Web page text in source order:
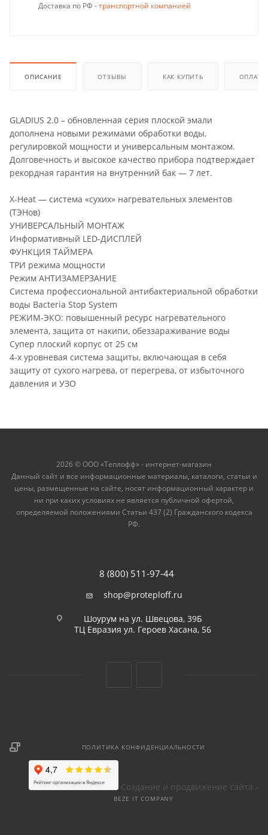
Доставка по РФ -транспортной компанией
ОПИСАНИЕ ОТЗЫВЫ КАК КУПИТЬ ОПЛАТА
GLADIUS 2.0 – обновленная серия плоской эмали
дополнена новыми режимами обработки воды,
регулировкой мощности и универсальным монтажом.
Долговечность и высокое качество прибора подтверждает
рекордная гарантия на внутренний бак — 7 лет.
X-Heat — система «сухих» нагревательных элементов
(ТЭНов)
УНИВЕРСАЛЬНЫЙ МОНТАЖ
Информативный LED-ДИСПЛЕЙ
ФУНКЦИЯ ТАЙМЕРА
ТРИ режима мощности
Режим АНТИЗАМЕРЗАНИЕ
Система профессиональной антибактериальной обработки
воды Bacteria Stop System
РЕЖИМ-ЭКО: повышенный ресурс нагревательного
элемента, защита от накипи, обеззараживание воды
Супер плоский корпус от 25 см
4-х уровневая система защиты, включающая в себя
защиту от сухого нагрева, от перегрева, от избыточного
давления и УЗО
2026 © ООО «Теплофф» - интернет-магазин
Данный сайт и все информационные материалы, каталоги, статьи и
цены, размещенные на сайте, носят информационный характер и
ни при каких условиях не является публичной офертой,
определяемой положениями Статьи 437 (2) Гражданского кодекса
РФ.
8 (800) 511-97-44
shop@proteploff.ru
Шоурум на ул. Швецова, 39Б
ТЦ Евразия ул. Героев Хасана, 56
ПОЛИТИКА КОНФИДЕНЦИАЛЬНОСТИ
Создание и продвижение сайта -
BEZE IT COMPANY